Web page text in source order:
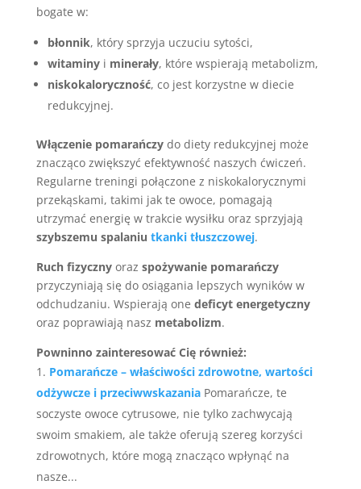
bogate w:
błonnik, który sprzyja uczuciu sytości,
witaminyi minerały, które wspierają metabolizm,
niskokaloryczność, co jest korzystne w diecie
redukcyjnej.
Włączenie pomarańczydo diety redukcyjnej może
znacząco zwiększyć efektywność naszych ćwiczeń.
Regularne treningi połączone z niskokalorycznymi
przekąskami, takimi jak te owoce, pomagają
utrzymać energię w trakcie wysiłku oraz sprzyjają
szybszemu spalaniu tkanki tłuszczowej.
Ruch fizycznyoraz spożywanie pomarańczy
przyczyniają się do osiągania lepszych wyników w
odchudzaniu. Wspierają one deficyt energetyczny
oraz poprawiają nasz metabolizm.
Powninno zainteresować Cię również:
Pomarańcze – właściwości zdrowotne, wartości
odżywcze i przeciwwskazania Pomarańcze, te
soczyste owoce cytrusowe, nie tylko zachwycają
swoim smakiem, ale także oferują szereg korzyści
zdrowotnych, które mogą znacząco wpłynąć na
nasze...